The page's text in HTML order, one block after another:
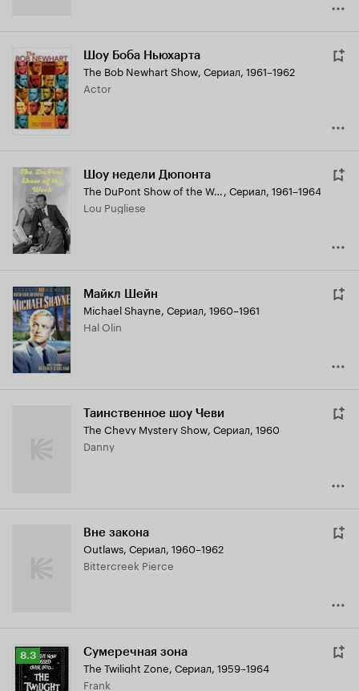
Шоу Боба Ньюхарта
The Bob Newhart Show, Сериал, 1961–1962
Actor
Шоу недели Дюпонта
The DuPont Show of the Week, Сериал, 1961–1964
Lou Pugliese
Майкл Шейн
Michael Shayne, Сериал, 1960–1961
Hal Olin
Таинственное шоу Чеви
The Chevy Mystery Show, Сериал, 1960
Danny
Вне закона
Outlaws, Сериал, 1960–1962
Bittercreek Pierce
Рейтинг
Кинопоиска
8.3
8.3 Сумеречная зона
The Twilight Zone, Сериал, 1959–1964
Frank